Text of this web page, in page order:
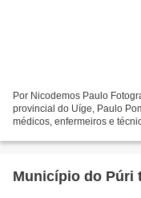
Por Nicodemos Paulo
provincial do Uíge, Paulo
médicos, enfermeiros e
Município do Púri